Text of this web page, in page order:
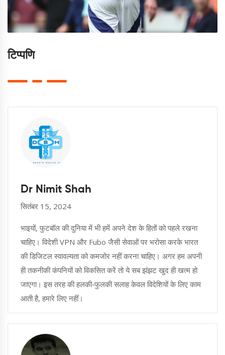
टिप्पणि
Dr Nimit Shah
सितंबर 15, 2024
भाइयों, फुटबॉल की दुनिया में भी हमें अपने देश के हितों को पहले रखना
चाहिए। विदेशी VPN और Fubo जैसी सेवाओं पर भरोसा करके भारत
की डिजिटल स्वावल्यता को कमजोर नहीं करना चाहिए। अगर हम अपनी
ही तकनीकी कंपनियों को विकसित करें तो ये सब झंझट खुद ही खत्म हो
जाएगा। इस तरह की हलकी‑फुलकी सलाह केवल विदेशियों के लिए काम
आती है, हमारे लिए नहीं।